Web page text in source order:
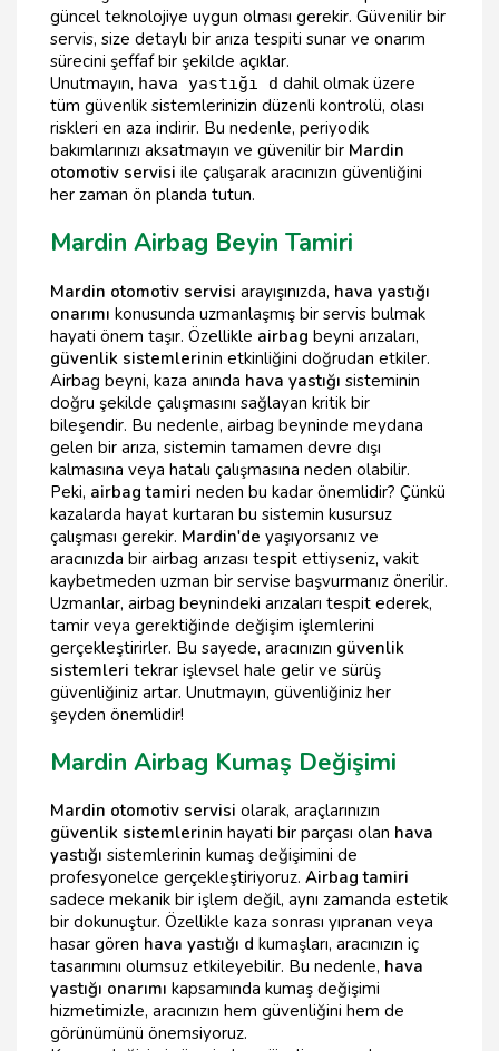
güncel teknolojiye uygun olması gerekir. Güvenilir bir
servis, size detaylı bir arıza tespiti sunar ve onarım
sürecini şeffaf bir şekilde açıklar.
Unutmayın, hava yastığı d dahil olmak üzere
tüm güvenlik sistemlerinizin düzenli kontrolü, olası
riskleri en aza indirir. Bu nedenle, periyodik
bakımlarınızı aksatmayın ve güvenilir bir Mardin
otomotiv servisi ile çalışarak aracınızın güvenliğini
her zaman ön planda tutun.
Mardin Airbag Beyin Tamiri
Mardin otomotiv servisi arayışınızda, hava yastığı
onarımı konusunda uzmanlaşmış bir servis bulmak
hayati önem taşır. Özellikle airbag beyni arızaları,
güvenlik sistemlerinin etkinliğini doğrudan etkiler.
Airbag beyni, kaza anında hava yastığı sisteminin
doğru şekilde çalışmasını sağlayan kritik bir
bileşendir. Bu nedenle, airbag beyninde meydana
gelen bir arıza, sistemin tamamen devre dışı
kalmasına veya hatalı çalışmasına neden olabilir.
Peki, airbag tamiri neden bu kadar önemlidir? Çünkü
kazalarda hayat kurtaran bu sistemin kusursuz
çalışması gerekir. Mardin'de yaşıyorsanız ve
aracınızda bir airbag arızası tespit ettiyseniz, vakit
kaybetmeden uzman bir servise başvurmanız önerilir.
Uzmanlar, airbag beynindeki arızaları tespit ederek,
tamir veya gerektiğinde değişim işlemlerini
gerçekleştirirler. Bu sayede, aracınızın güvenlik
sistemleri tekrar işlevsel hale gelir ve sürüş
güvenliğiniz artar. Unutmayın, güvenliğiniz her
şeyden önemlidir!
Mardin Airbag Kumaş Değişimi
Mardin otomotiv servisi olarak, araçlarınızın
güvenlik sistemlerinin hayati bir parçası olan hava
yastığı sistemlerinin kumaş değişimini de
profesyonelce gerçekleştiriyoruz. Airbag tamiri
sadece mekanik bir işlem değil, aynı zamanda estetik
bir dokunuştur. Özellikle kaza sonrası yıpranan veya
hasar gören hava yastığı d kumaşları, aracınızın iç
tasarımını olumsuz etkileyebilir. Bu nedenle, hava
yastığı onarımı kapsamında kumaş değişimi
hizmetimizle, aracınızın hem güvenliğini hem de
görünümünü önemsiyoruz.